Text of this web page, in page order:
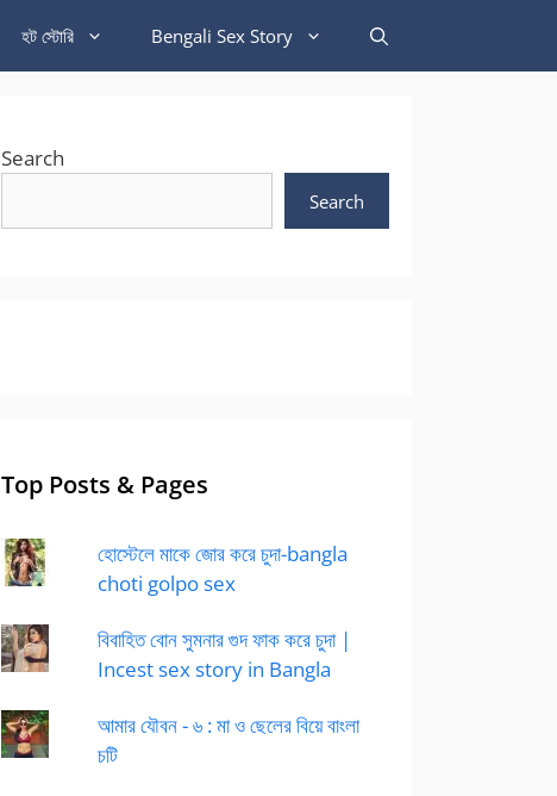
হট স্টোরি Bengali Sex Story
Search
Search
Top Posts & Pages
হোস্টেলে মাকে জোর করে চুদা-bangla
choti golpo sex
বিবাহিত বোন সুমনার গুদ ফাক করে চুদা |
Incest sex story in Bangla
আমার যৌবন - ৬ : মা ও ছেলের বিয়ে বাংলা
চটি